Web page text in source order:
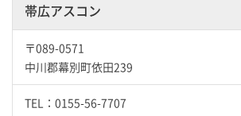
帯広アスコン
〒089-0571
中川郡幕別町依田239
TEL：0155-56-7707